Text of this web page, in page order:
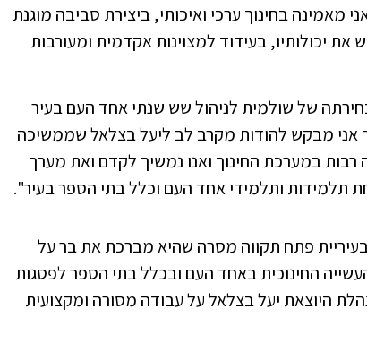
מאמינה בחינוך ערכי ואיכותי, ביצירת סביבה מוגנת
יכולותיו, בעידוד למצוינות אקדמית ומעורבות
של שולמית לניהול שש שנתי אחד העם בעיר
אני מבקש להודות מקרב לב ליעל בצלאל שממשיכה
במערכת החינוך ואנו נמשיך לקדם ואת מערך
תלמידות ותלמידי אחד העם וכלל בתי הספר בעיר".
פתח תקווה מסרה שהיא מברכת את בר על
החינוכית באחד העם ובכלל בתי הספר לפסגות
היוצאת יעל בצלאל על עבודה מסורה ומקצועית